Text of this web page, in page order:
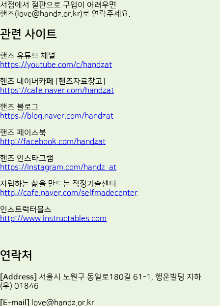
서점에서 절판으로 구입이 어려우면
핸즈(love@handz.or.kr)로 연락주세요.
관련 사이트
핸즈 유튜브 채널
https://youtube.com/c/handzat
핸즈 네이버카페 [핸즈자료창고]
https://cafe.naver.com/handzat
핸즈 블로그
https://blog.naver.com/handzat
핸즈 페이스북
http://facebook.com/handzat
핸즈 인스타그램
https://instagram.com/handz_at
자립하는 삶을 만드는 적정기술센터
http://cafe.naver.com/selfmadecenter
인스트럭터블스
http://www.instructables.com
연락처
[Address] 서울시 노원구 동일로180길 61-1, 행운빌딩 지하
(우) 01846
[E-mail] love@handz.or.kr